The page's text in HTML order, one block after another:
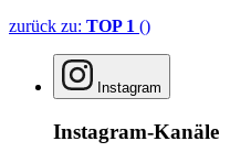
zurück zu: TOP 1 ()
Instagram
Instagram-Kanäle